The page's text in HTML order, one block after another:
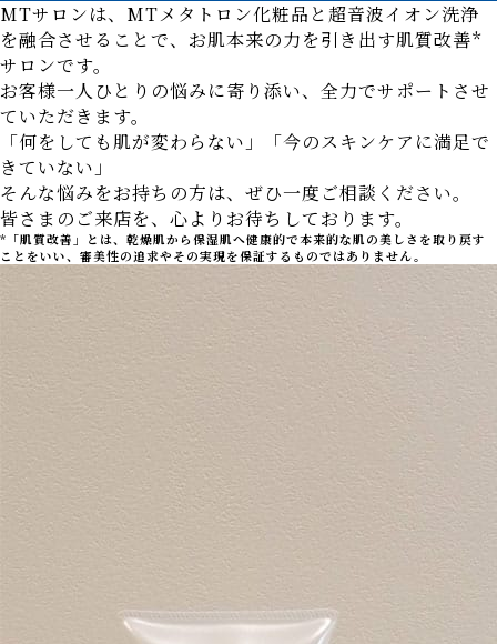
MTサロンは、MTメタトロン化粧品と超音波イオン洗浄
を融合させることで、お肌本来の力を引き出す肌質改善*
サロンです。
お客様一人ひとりの悩みに寄り添い、全力でサポートさせ
ていただきます。
「何をしても肌が変わらない」「今のスキンケアに満足で
きていない」
そんな悩みをお持ちの方は、ぜひ一度ご相談ください。
皆さまのご来店を、心よりお待ちしております。
*「肌質改善」とは、乾燥肌から保湿肌へ健康的で本来的な肌の美しさを取り戻す
ことをいい、審美性の追求やその実現を保証するものではありません。